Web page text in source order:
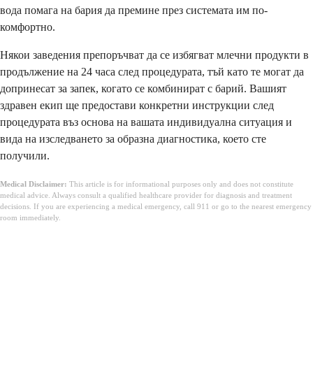
вода помага на бария да премине през системата им по-
комфортно.
Някои заведения препоръчват да се избягват млечни продукти в
продължение на 24 часа след процедурата, тъй като те могат да
допринесат за запек, когато се комбинират с барий. Вашият
здравен екип ще предостави конкретни инструкции след
процедурата въз основа на вашата индивидуална ситуация и
вида на изследването за образна диагностика, което сте
получили.
Medical Disclaimer: This article is for informational purposes only and does not constitute
medical advice. Always consult a qualified healthcare provider for diagnosis and treatment
decisions. If you are experiencing a medical emergency, call 911 or go to the nearest emergency
room immediately.